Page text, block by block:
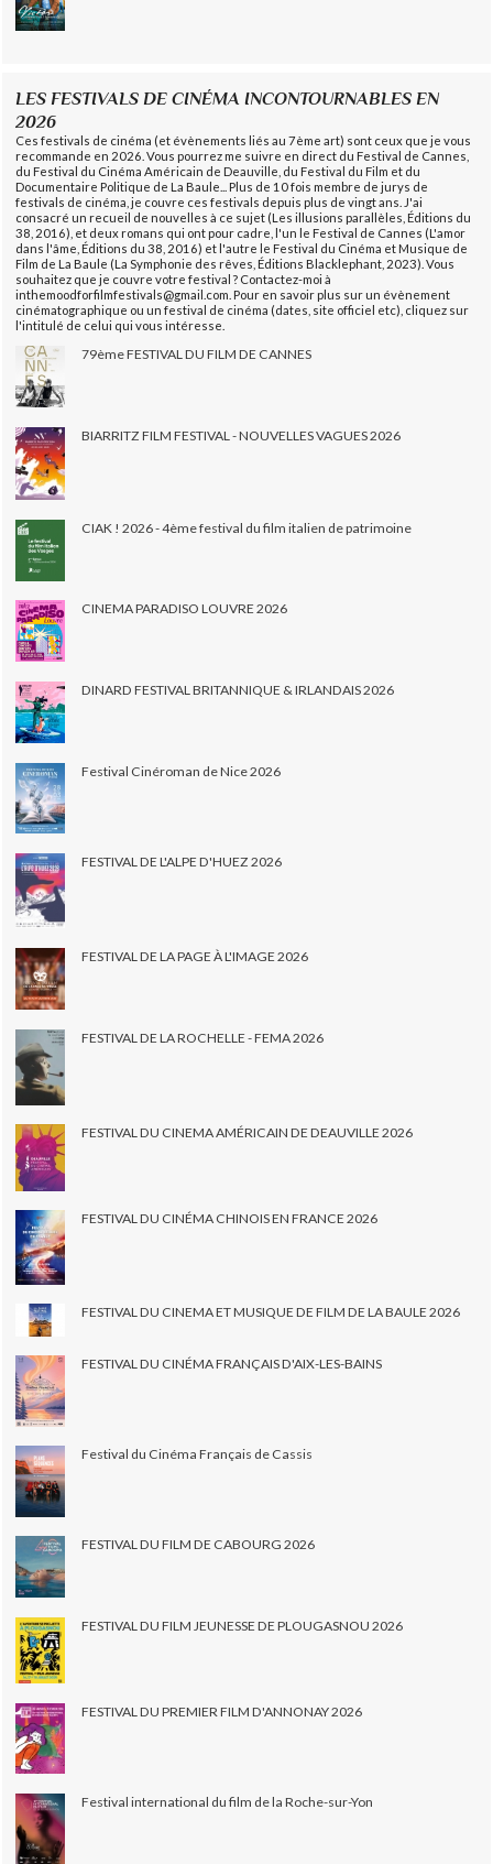
LES FESTIVALS DE CINÉMA INCONTOURNABLES EN
2026
Ces festivals de cinéma (et évènements liés au 7ème art) sont ceux que je vous
recommande en 2026. Vous pourrez me suivre en direct du Festival de Cannes,
du Festival du Cinéma Américain de Deauville, du Festival du Film et du
Documentaire Politique de La Baule... Plus de 10 fois membre de jurys de
festivals de cinéma, je couvre ces festivals depuis plus de vingt ans. J'ai
consacré un recueil de nouvelles à ce sujet (Les illusions parallèles, Éditions du
38, 2016), et deux romans qui ont pour cadre, l'un le Festival de Cannes (L'amor
dans l'âme, Éditions du 38, 2016) et l'autre le Festival du Cinéma et Musique de
Film de La Baule (La Symphonie des rêves, Éditions Blacklephant, 2023). Vous
souhaitez que je couvre votre festival ? Contactez-moi à
inthemoodforfilmfestivals@gmail.com. Pour en savoir plus sur un évènement
cinématographique ou un festival de cinéma (dates, site officiel etc), cliquez sur
l'intitulé de celui qui vous intéresse.
79ème FESTIVAL DU FILM DE CANNES
BIARRITZ FILM FESTIVAL - NOUVELLES VAGUES 2026
CIAK ! 2026 - 4ème festival du film italien de patrimoine
CINEMA PARADISO LOUVRE 2026
DINARD FESTIVAL BRITANNIQUE & IRLANDAIS 2026
Festival Cinéroman de Nice 2026
FESTIVAL DE L'ALPE D'HUEZ 2026
FESTIVAL DE LA PAGE À L'IMAGE 2026
FESTIVAL DE LA ROCHELLE - FEMA 2026
FESTIVAL DU CINEMA AMÉRICAIN DE DEAUVILLE 2026
FESTIVAL DU CINÉMA CHINOIS EN FRANCE 2026
FESTIVAL DU CINEMA ET MUSIQUE DE FILM DE LA BAULE 2026
FESTIVAL DU CINÉMA FRANÇAIS D'AIX-LES-BAINS
Festival du Cinéma Français de Cassis
FESTIVAL DU FILM DE CABOURG 2026
FESTIVAL DU FILM JEUNESSE DE PLOUGASNOU 2026
FESTIVAL DU PREMIER FILM D'ANNONAY 2026
Festival international du film de la Roche-sur-Yon